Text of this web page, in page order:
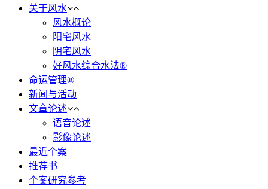
关于风水
风水概论
阳宅风水
阴宅风水
好风水综合水法®
命运管理®
新闻与活动
文章论述
语音论述
影像论述
最近个案
推荐书
个案研究参考